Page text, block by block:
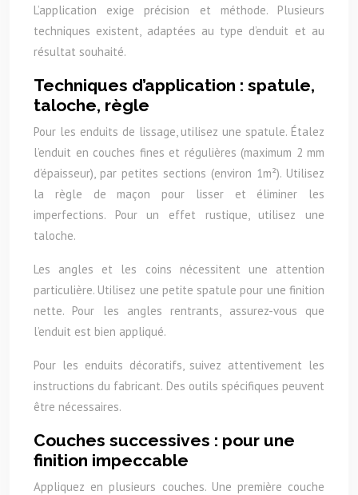
L’application exige précision et méthode. Plusieurs
techniques existent, adaptées au type d’enduit et au
résultat souhaité.
Techniques d’application : spatule,
taloche, règle
Pour les enduits de lissage, utilisez une spatule. Étalez
l’enduit en couches fines et régulières (maximum 2 mm
d’épaisseur), par petites sections (environ 1m²). Utilisez
la règle de maçon pour lisser et éliminer les
imperfections. Pour un effet rustique, utilisez une
taloche.
Les angles et les coins nécessitent une attention
particulière. Utilisez une petite spatule pour une finition
nette. Pour les angles rentrants, assurez-vous que
l’enduit est bien appliqué.
Pour les enduits décoratifs, suivez attentivement les
instructions du fabricant. Des outils spécifiques peuvent
être nécessaires.
Couches successives : pour une
finition impeccable
Appliquez en plusieurs couches. Une première couche